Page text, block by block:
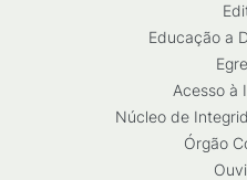
Educação a
Acesso à
Núcleo de
Órgão